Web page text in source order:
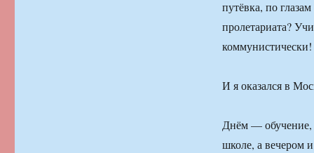
путёвка, по
пролетариата?
коммунистически!
И я оказался в
Днём — обучение,
школе, а вечером